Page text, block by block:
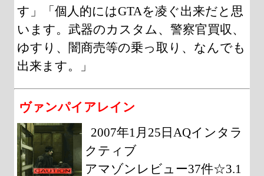
す」「個人的にはGTAを凌ぐ出来だと思
います。武器のカスタム、警察官買収、
ゆすり、闇商売等の乗っ取り、なんでも
出来ます。」
ヴァンパイアレイン
2007年1月25日AQインタラ
クティブ
アマゾンレビュー37件☆3.1